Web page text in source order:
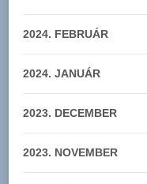
2024. FEBRUÁR
2024. JANUÁR
2023. DECEMBER
2023. NOVEMBER